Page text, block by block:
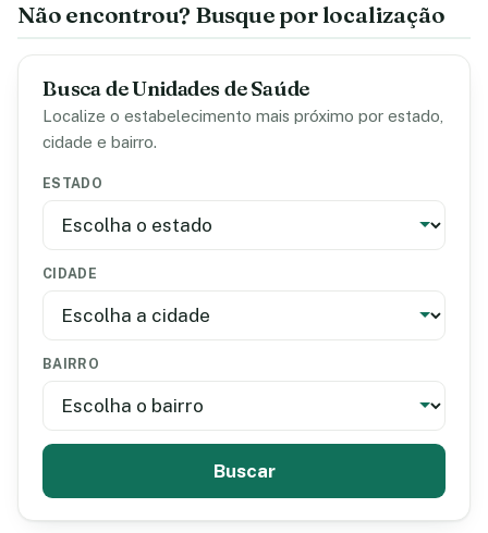
Não encontrou? Busque por localização
Busca de Unidades de Saúde
Localize o estabelecimento mais próximo por estado,
cidade e bairro.
ESTADO
CIDADE
BAIRRO
Buscar